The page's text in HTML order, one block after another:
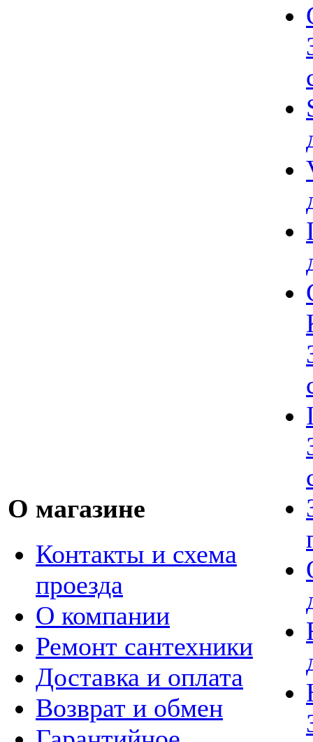
О магазине
Контакты и схема
проезда
О компании
Ремонт сантехники
Доставка и оплата
Возврат и обмен